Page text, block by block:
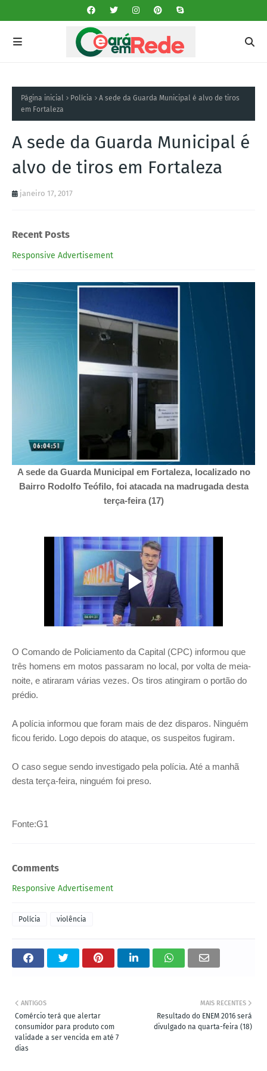
Página inicial Polícia
A sede da Guarda Municipal é alvo de tiros
em Fortaleza
A sede da Guarda Municipal é
alvo de tiros em Fortaleza
janeiro 17, 2017
Recent Posts
Responsive Advertisement
A sede da Guarda Municipal em Fortaleza, localizado no
Bairro Rodolfo Teófilo, foi atacada na madrugada desta
terça-feira (17)
O Comando de Policiamento da Capital (CPC) informou que
três homens em motos passaram no local, por volta de meia-
noite, e atiraram várias vezes. Os tiros atingiram o portão do
prédio.
A polícia informou que foram mais de dez disparos. Ninguém
ficou ferido. Logo depois do ataque, os suspeitos fugiram.
O caso segue sendo investigado pela polícia. Até a manhã
desta terça-feira, ninguém foi preso.
Fonte:G1
Comments
Responsive Advertisement
Polícia violência
MAIS RECENTES
Resultado do ENEM 2016 será
divulgado na quarta-feira (18)
ANTIGOS
Comércio terá que alertar
consumidor para produto com
validade a ser vencida em até 7
dias